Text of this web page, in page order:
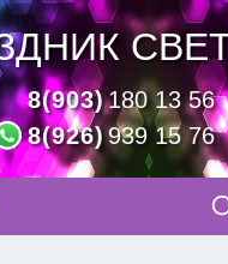
8(903)180 13 56
8(926)939 15 76